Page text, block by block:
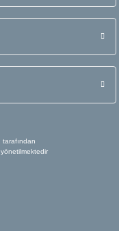
tarafından
yönetilmektedir